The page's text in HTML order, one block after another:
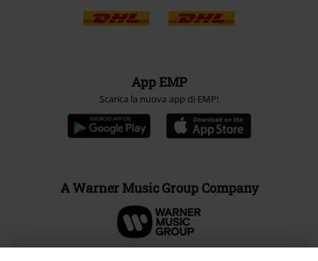
App EMP
Scarica la nuova app di EMP!
A Warner Music Group Company